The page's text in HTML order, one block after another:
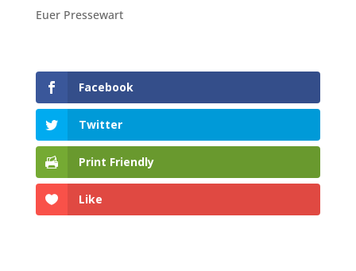
Euer Pressewart
Facebook
Twitter
Print Friendly
Like